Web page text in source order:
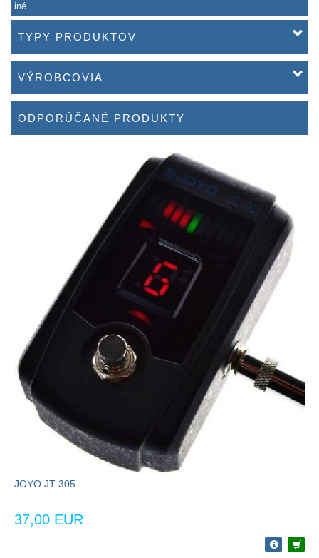
iné ...
TYPY PRODUKTOV
VÝROBCOVIA
ODPORÚČANÉ PRODUKTY
JOYO JT-305
37,00 EUR